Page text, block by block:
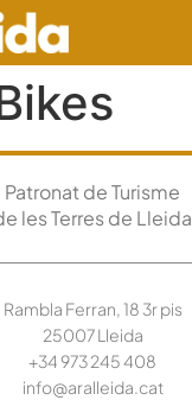
Patronat de Turisme
les Terres de Lleida
Rambla Ferran, 18 3r pis
25007 Lleida
+34 973 245408
info@aralleida.cat